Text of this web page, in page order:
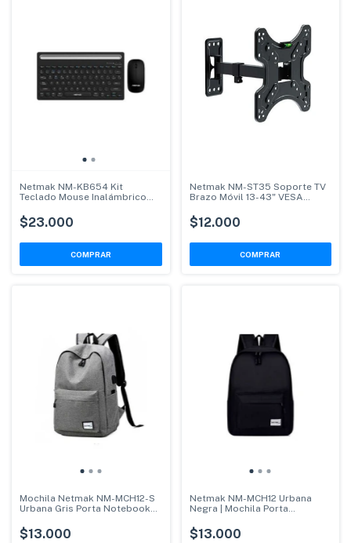
Netmak NM-KB654 Kit
Teclado Mouse Inalámbrico
$23.000
Netmak NM-ST35 Soporte TV
Brazo Móvil 13-43" VESA
$12.000
Mochila Netmak NM-MCH12-S
Urbana Gris Porta Notebook
$13.000
Netmak NM-MCH12 Urbana
Negra | Mochila Porta
$13.000